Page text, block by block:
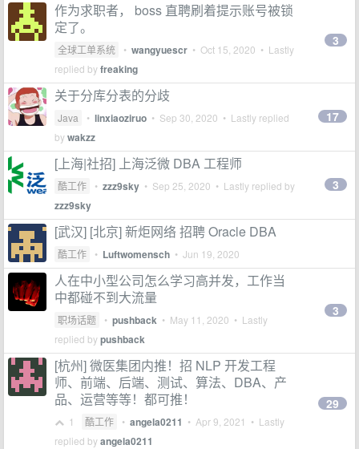
作为求职者， boss 直聘刷着提示账号被锁
定了。
全球工单系统 • wangyuescr • Oct 15, 2020 • Lastly
replied byfreaking
3
关于分库分表的分歧
Java • linxiaoziruo • Sep 30, 2020 • Lastly replied
bywakzz
17
[上海|社招] 上海泛微 DBA 工程师
酷工作 • zzz9sky • Sep 25, 2020 • Lastly replied by
zzz9sky
3
[武汉] [北京] 新炬网络 招聘 Oracle DBA
酷工作 • Luftwomensch • Jun 19, 2020
人在中小型公司怎么学习高并发，工作当
中都碰不到大流量
职场话题 • pushback • May 11, 2020 • Lastly
replied bypushback
3
[杭州] 微医集团内推！招 NLP 开发工程
师、前端、后端、测试、算法、DBA、产
品、运营等等！都可推！
1 酷工作 • angela0211 • Apr 9, 2021 • Lastly
replied byangela0211
29